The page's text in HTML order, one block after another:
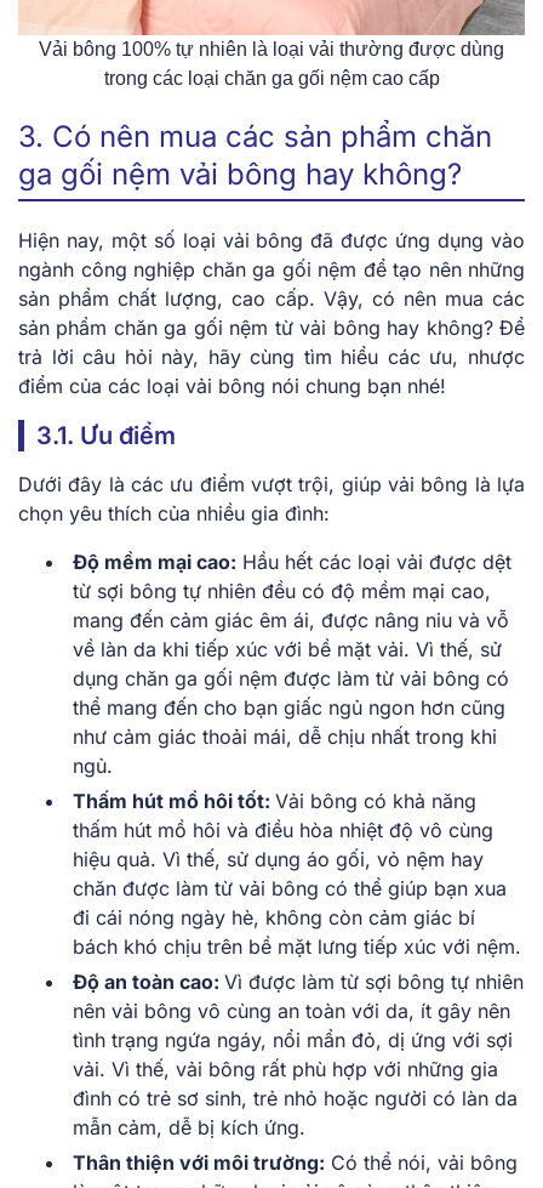
Vải bông 100% tự nhiên là loại vải thường được dùng
trong các loại chăn ga gối nệm cao cấp
3. Có nên mua các sản phẩm chăn
ga gối nệm vải bông hay không?
Hiện nay, một số loại vải bông đã được ứng dụng vào
ngành công nghiệp chăn ga gối nệm để tạo nên những
sản phẩm chất lượng, cao cấp. Vậy, có nên mua các
sản phẩm chăn ga gối nệm từ vải bông hay không? Để
trả lời câu hỏi này, hãy cùng tìm hiểu các ưu, nhược
điểm của các loại vải bông nói chung bạn nhé!
3.1. Ưu điểm
Dưới đây là các ưu điểm vượt trội, giúp vải bông là lựa
chọn yêu thích của nhiều gia đình:
Độ mềm mại cao: Hầu hết các loại vải được dệt
từ sợi bông tự nhiên đều có độ mềm mại cao,
mang đến cảm giác êm ái, được nâng niu và vỗ
về làn da khi tiếp xúc với bề mặt vải. Vì thế, sử
dụng chăn ga gối nệm được làm từ vải bông có
thể mang đến cho bạn giấc ngủ ngon hơn cũng
như cảm giác thoải mái, dễ chịu nhất trong khi
ngủ.
Thấm hút mồ hôi tốt: Vải bông có khả năng
thấm hút mồ hôi và điều hòa nhiệt độ vô cùng
hiệu quả. Vì thế, sử dụng áo gối, vỏ nệm hay
chăn được làm từ vải bông có thể giúp bạn xua
đi cái nóng ngày hè, không còn cảm giác bí
bách khó chịu trên bề mặt lưng tiếp xúc với nệm.
Độ an toàn cao: Vì được làm từ sợi bông tự nhiên
nên vải bông vô cùng an toàn với da, ít gây nên
tình trạng ngứa ngáy, nổi mẩn đỏ, dị ứng với sợi
vải. Vì thế, vải bông rất phù hợp với những gia
đình có trẻ sơ sinh, trẻ nhỏ hoặc người có làn da
mẫn cảm, dễ bị kích ứng.
Thân thiện với môi trường: Có thể nói, vải bông